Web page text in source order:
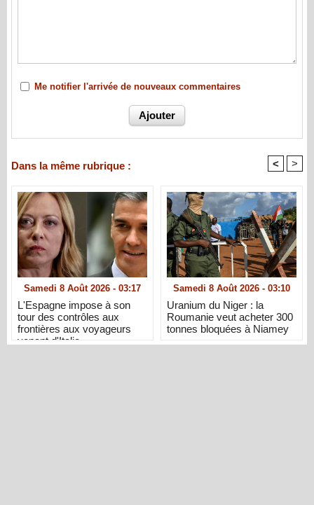
Me notifier l'arrivée de nouveaux commentaires
Dans la même rubrique : < >
Samedi 8 Août 2026 - 03:17
L'Espagne impose à son
tour des contrôles aux
frontières aux voyageurs
venant d'Italie
Samedi 8 Août 2026 - 03:10
Uranium du Niger : la
Roumanie veut acheter 300
tonnes bloquées à Niamey